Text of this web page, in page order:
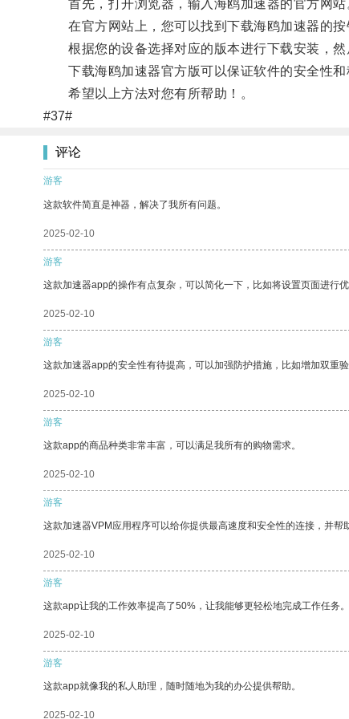
首先，打开浏览器，输入海鸥加速器的官方网站
在官方网站上，您可以找到下载海鸥加速器的按
根据您的设备选择对应的版本进行下载安装，然
下载海鸥加速器官方版可以保证软件的安全性和
希望以上方法对您有所帮助！。
#37#
评论
游客
这款软件简直是神器，解决了我所有问题。
2025-02-10
游客
这款加速器app的操作有点复杂，可以简化一下，比如将设置页面进行优
2025-02-10
游客
这款加速器app的安全性有待提高，可以加强防护措施，比如增加双重验
2025-02-10
游客
这款app的商品种类非常丰富，可以满足我所有的购物需求。
2025-02-10
游客
这款加速器VPM应用程序可以给你提供最高速度和安全性的连接，并帮
2025-02-10
游客
这款app让我的工作效率提高了50%，让我能够更轻松地完成工作任务
2025-02-10
游客
这款app就像我的私人助理，随时随地为我的办公提供帮助。
2025-02-10